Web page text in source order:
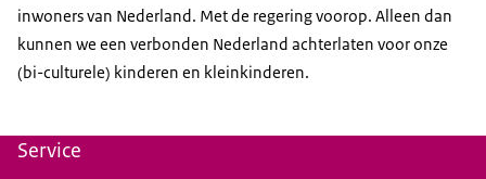
inwoners van Nederland. Met de regering voorop. Alleen dan
kunnen we een verbonden Nederland achterlaten voor onze
(bi-culturele) kinderen en kleinkinderen.
Service